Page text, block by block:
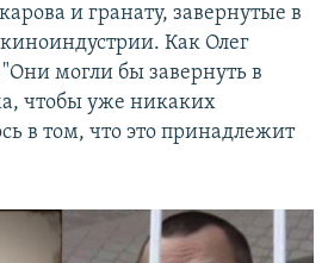
и гранату, завернутые в
Как Олег
"Они могли бы завернуть в
чтобы уже никаких
в том, что это принадлежит